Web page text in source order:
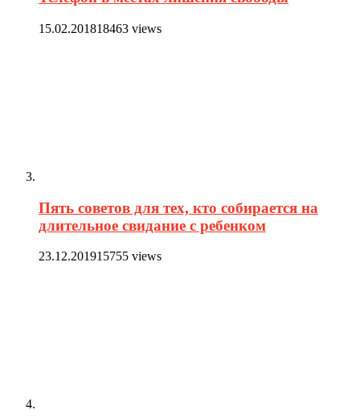
15.02.201818463 views
Пять советов для тех, кто собирается на
длительное свидание с ребенком
23.12.201915755 views